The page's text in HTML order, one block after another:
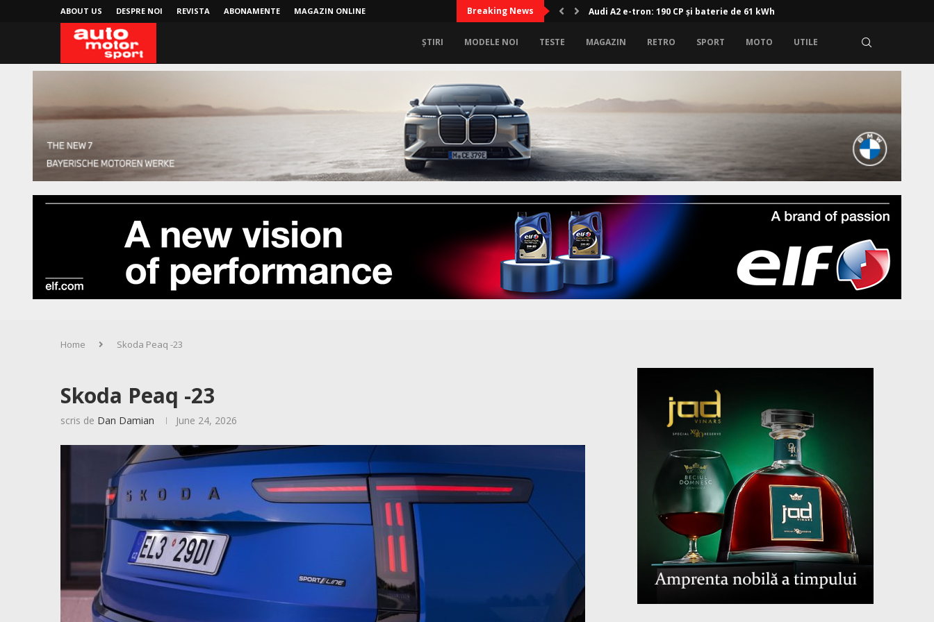
ABOUT US DESPRE NOI REVISTA ABONAMENTE MAGAZIN ONLINE Breaking News Cum îți pregătești mașina pentru un drum lung: curățenie, confort...
ȘTIRI MODELE NOI TESTE MAGAZIN RETRO SPORT MOTO UTILE
Home Skoda Peaq -23
Skoda Peaq -23
scris de Dan Damian June 24, 2026